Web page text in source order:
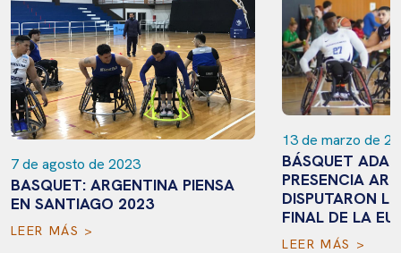
7 de agosto de 2023
BASQUET: ARGENTINA PIENSA
EN SANTIAGO 2023
LEER MÁS >
13 de marzo de
BÁSQUET
PRESENCIA
DISPUTARON
FINAL DE LA
LEER MÁS >